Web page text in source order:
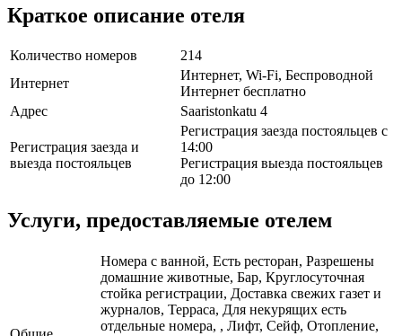
Краткое описание отеля
Количество номеров
214
Интернет
Интернет, Wi-Fi, Беспроводной
Интернет бесплатно
Адрес
Saaristonkatu 4
Регистрация заезда и
выезда постояльцев
Регистрация заезда постояльцев с
14:00
Регистрация выезда постояльцев
до 12:00
Услуги, предоставляемые отелем
Номера с ванной, Есть ресторан, Разрешены
домашние животные, Бар, Круглосуточная
стойка регистрации, Доставка свежих газет и
журналов, Терраса, Для некурящих есть
отдельные номера, , Лифт, Сейф, Отопление,